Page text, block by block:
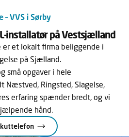
– VVS i Sørby
installatør på Vestsjælland
er et lokalt firma beliggende i
på Sjælland.
små opgaver i hele
Næstved, Ringsted, Slagelse,
erfaring spænder bredt, og vi
hånd.